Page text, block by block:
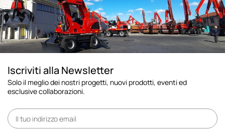
Iscriviti alla Newsletter
Solo il meglio dei nostri progetti, nuovi prodotti, eventi ed
esclusive collaborazioni.